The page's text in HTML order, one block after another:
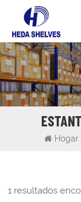
Hogar
1 resultados